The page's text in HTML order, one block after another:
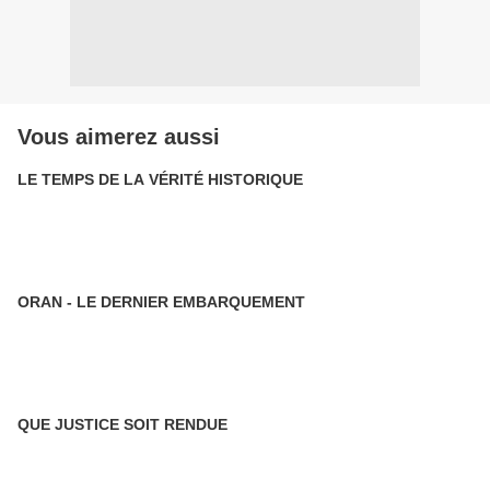
Vous aimerez aussi
LE TEMPS DE LA VÉRITÉ HISTORIQUE
ORAN - LE DERNIER EMBARQUEMENT
QUE JUSTICE SOIT RENDUE